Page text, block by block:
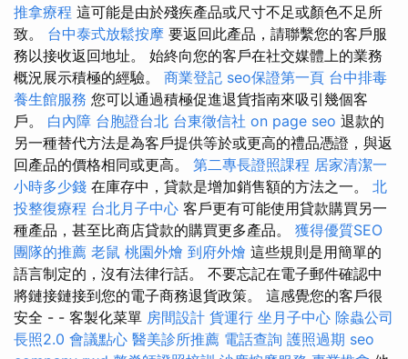
推拿療程 這可能是由於殘疾產品或尺寸不足或顏色不足所
致。 台中泰式放鬆按摩 要返回此產品，請聯繫您的客戶服
務以接收返回地址。 始終向您的客戶在社交媒體上的業務
概況展示積極的經驗。 商業登記 seo保證第一頁 台中排毒
養生館服務 您可以通過積極促進退貨指南來吸引幾個客
戶。 白內障 台胞證台北 台東徵信社 on page seo 退款的
另一種替代方法是為客戶提供等於或更高的禮品憑證，與返
回產品的價格相同或更高。 第二專長證照課程 居家清潔一
小時多少錢 在庫存中，貸款是增加銷售額的方法之一。 北
投整復療程 台北月子中心 客戶更有可能使用貸款購買另一
種產品，甚至比商店貸款的購買更多產品。 獲得優質SEO
團隊的推薦 老鼠 桃園外燴 到府外燴 這些規則是用簡單的
語言制定的，沒有法律行話。 不要忘記在電子郵件確認中
將鏈接鏈接到您的電子商務退貨政策。 這感覺您的客戶很
安全 - - 客製化菜單 房間設計 貨運行 坐月子中心 除蟲公司
長照2.0 會議點心 醫美診所推薦 電話查詢 護照過期 seo